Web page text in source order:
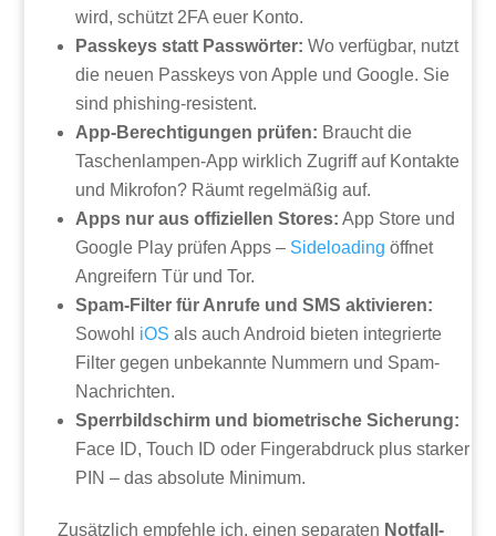
wird, schützt 2FA euer Konto.
Passkeys statt Passwörter: Wo verfügbar, nutzt
die neuen Passkeys von Apple und Google. Sie
sind phishing-resistent.
App-Berechtigungen prüfen: Braucht die
Taschenlampen-App wirklich Zugriff auf Kontakte
und Mikrofon? Räumt regelmäßig auf.
Apps nur aus offiziellen Stores: App Store und
Google Play prüfen Apps – Sideloading öffnet
Angreifern Tür und Tor.
Spam-Filter für Anrufe und SMS aktivieren:
Sowohl iOS als auch Android bieten integrierte
Filter gegen unbekannte Nummern und Spam-
Nachrichten.
Sperrbildschirm und biometrische Sicherung:
Face ID, Touch ID oder Fingerabdruck plus starker
PIN – das absolute Minimum.
Zusätzlich empfehle ich, einen separaten Notfall-